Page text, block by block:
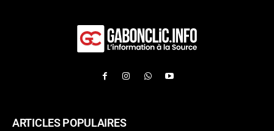
ARTICLES POPULAIRES